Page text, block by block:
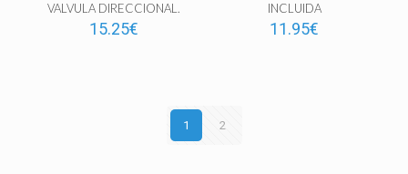
VALVULA DIRECCIONAL.
15.25€
INCLUIDA
11.95€
1 2